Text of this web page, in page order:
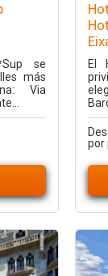
se
más
Via
El
por